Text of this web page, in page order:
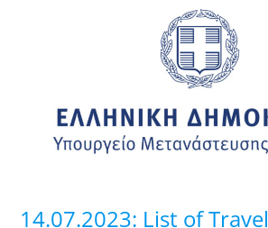
14.07.2023: List of Travel
ready-